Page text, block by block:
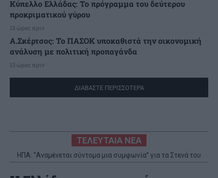
Κύπελλο Ελλάδας: Το πρόγραμμα του δεύτερου
προκριματικού γύρου
13 ώρες πριν
Α.Σκέρτσος: Το ΠΑΣΟΚ υποκαθιστά την οικονομική
ανάλυση με πολιτική προπαγάνδα
13 ώρες πριν
ΔΙΑΒΑΣΤΕ ΠΕΡΙΣΣΟΤΕΡΑ